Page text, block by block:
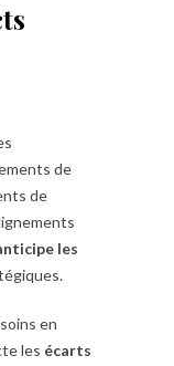
de
de
les
en
les écarts